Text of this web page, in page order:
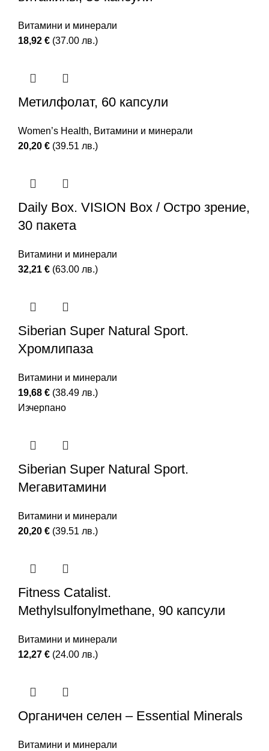
Витамини и минерали
18,92 € (37.00 лв.)
Метилфолат, 60 капсули
Women’s Health, Витамини и минерали
20,20 € (39.51 лв.)
Daily Box. VISION Box / Остро зрение,
30 пакета
Витамини и минерали
32,21 € (63.00 лв.)
Siberian Super Natural Sport.
Хромлипаза
Витамини и минерали
19,68 € (38.49 лв.)
Изчерпано
Siberian Super Natural Sport.
Мегавитамини
Витамини и минерали
20,20 € (39.51 лв.)
Fitness Catalist.
Methylsulfonylmethane, 90 капсули
Витамини и минерали
12,27 € (24.00 лв.)
Органичен селен – Essential Minerals
Витамини и минерали